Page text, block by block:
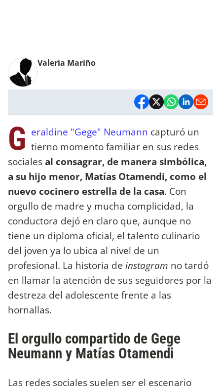
Valeria Mariño
G eraldine "Gege" Neumann capturó un
tierno momento familiar en sus redes
socialesal consagrar, de manera simbólica,
a su hijo menor, Matías Otamendi, como el
nuevo cocinero estrella de la casa. Con
orgullo de madre y mucha complicidad, la
conductora dejó en claro que, aunque no
tiene un diploma oficial, el talento culinario
del joven ya lo ubica al nivel de un
profesional. La historia de instagram no tardó
en llamar la atención de sus seguidores por la
destreza del adolescente frente a las
hornallas.
El orgullo compartido de Gege
Neumann y Matías Otamendi
Las redes sociales suelen ser el escenario